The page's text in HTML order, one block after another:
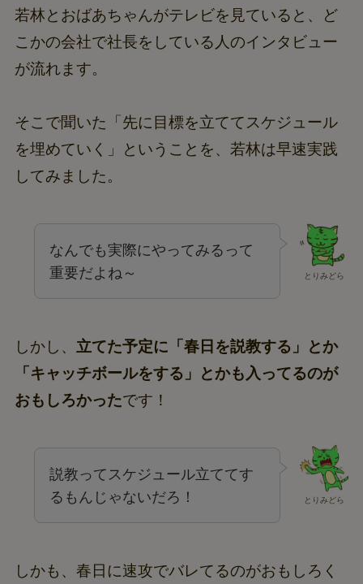
若林とおばあちゃんがテレビを見ていると、ど
こかの会社で社長をしている人のインタビュー
が流れます。
そこで聞いた「先に目標を立ててスケジュール
を埋めていく」ということを、若林は早速実践
してみました。
とりみどら
なんでも実際にやってみるって
重要だよね～
しかし、 立てた予定に「春日を説教する」とか
「キャッチボールをする」とかも入ってるのが
おもしろかったです！
とりみどら
説教ってスケジュール立ててす
るもんじゃないだろ！
しかも、春日に速攻でバレてるのがおもしろく